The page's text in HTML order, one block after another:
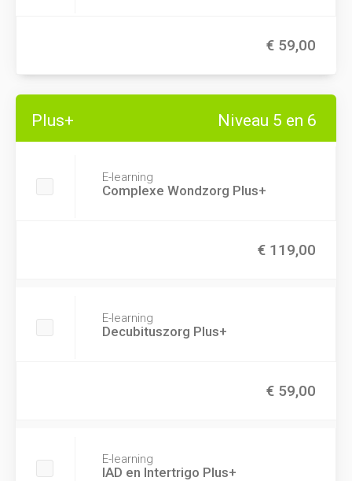
€ 59,00
Plus+ Niveau 5 en 6
E-learning
Complexe Wondzorg Plus+
€ 119,00
E-learning
Decubituszorg Plus+
€ 59,00
E-learning
IAD en Intertrigo Plus+